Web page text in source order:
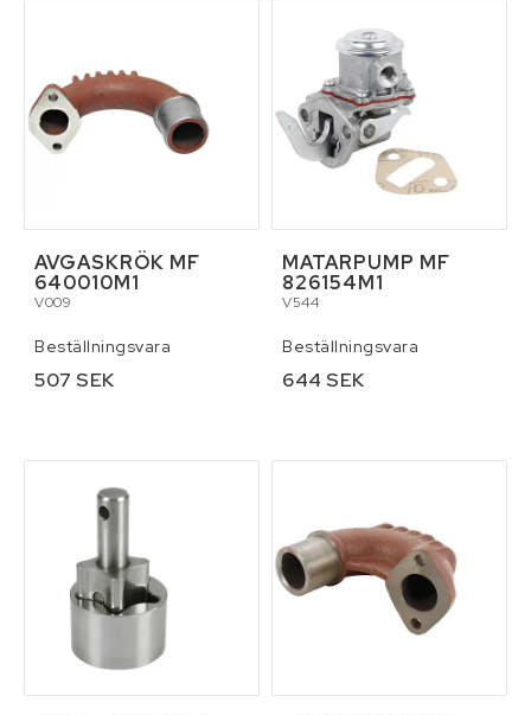
AVGASKRÖK MF
640010M1
V009
Beställningsvara
507 SEK
MATARPUMP MF
826154M1
V544
Beställningsvara
644 SEK